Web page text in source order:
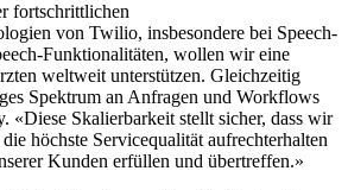
fortschrittlichen
von Twilio, insbesondere bei Speech-
Funktionalitäten, wollen wir eine
weltweit unterstützen. Gleichzeitig
Spektrum an Anfragen und Workflows
«Diese Skalierbarkeit stellt sicher, dass wir
höchste Servicequalität aufrechterhalten
Kunden erfüllen und übertreffen.»